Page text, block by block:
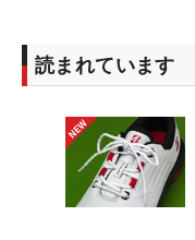
読まれています